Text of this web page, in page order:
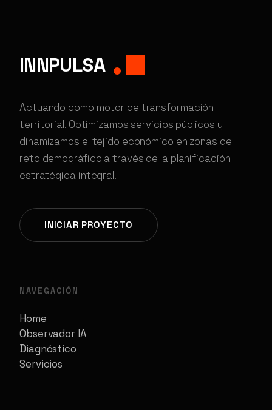
INNPULSA
Actuando como motor de transformación
territorial. Optimizamos servicios públicos y
dinamizamos el tejido económico en zonas de
reto demográfico a través de la planificación
estratégica integral.
INICIAR PROYECTO
NAVEGACIÓN
Home
Observador IA
Diagnóstico
Servicios